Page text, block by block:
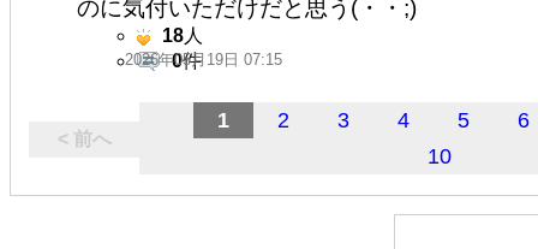
のに気付いただけだと思う(・・;)
2026年05月19日 07:15
18人
0件
< 前へ
1 2 3 4 5 6
10